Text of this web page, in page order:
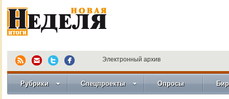
Электронный архив
Рубрики Спецпроекты Опросы